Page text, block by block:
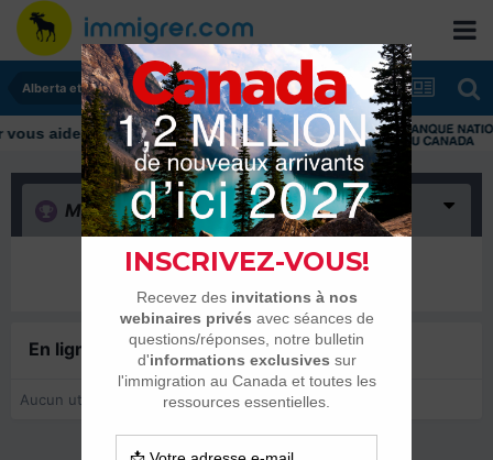
Alberta et Manitoba
aider tout au long de votre transition
Merci (0)
Il n’y a encore rien ici
En ligne récemment0 membre est en ligne
Aucun utilisateur enregistré regarde cette page.